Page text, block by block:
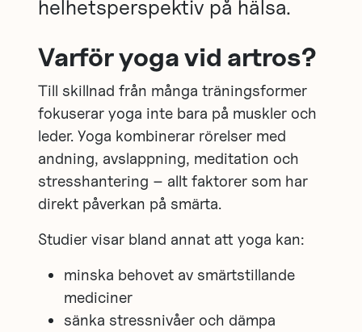
helhetsperspektiv på hälsa.
Varför yoga vid artros?
Till skillnad från många träningsformer
fokuserar yoga inte bara på muskler och
leder. Yoga kombinerar rörelser med
andning, avslappning, meditation och
stresshantering – allt faktorer som har
direkt påverkan på smärta.
Studier visar bland annat att yoga kan:
minska behovet av smärtstillande
mediciner
sänka stressnivåer och dämpa